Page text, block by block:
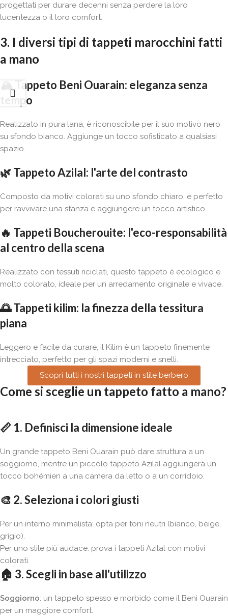
progettati per durare decenni senza perdere la loro
lucentezza o il loro comfort.
3. I diversi tipi di tappeti marocchini fatti
a mano
Tappeto Beni Ouarain: eleganza senza
tempo
Realizzato in pura lana, è riconoscibile per il suo motivo nero
su sfondo bianco. Aggiunge un tocco sofisticato a qualsiasi
spazio.
🌿Tappeto Azilal: l'arte del contrasto
Composto da motivi colorati su uno sfondo chiaro, è perfetto
per ravvivare una stanza e aggiungere un tocco artistico.
🔥 Tappeti Boucherouite: l'eco-responsabilità
al centro della scena
Realizzato con tessuti riciclati, questo tappeto è ecologico e
molto colorato, ideale per un arredamento originale e vivace.
🌅Tappeti kilim: la finezza della tessitura
piana
Leggero e facile da curare, il Kilim è un tappeto finemente
intrecciato, perfetto per gli spazi moderni e snelli.
Scopri tutti i nostri tappeti in stile berbero
Come si sceglie un tappeto fatto a mano?
📏 1. Definisci la dimensione ideale
Un grande tappeto Beni Ouarain può dare struttura a un
soggiorno, mentre un piccolo tappeto Azilal aggiungerà un
tocco bohémien a una camera da letto o a un corridoio.
🎨 2. Seleziona i colori giusti
Per un interno minimalista: opta per toni neutri (bianco, beige,
grigio).
Per uno stile più audace: prova i tappeti Azilal con motivi
colorati.
🏠 3. Scegli in base all'utilizzo
Soggiorno: un tappeto spesso e morbido come il Beni Ouarain
per un maggiore comfort.